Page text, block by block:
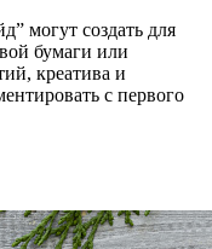
могут создать для
бумаги или
креатива и
с первого